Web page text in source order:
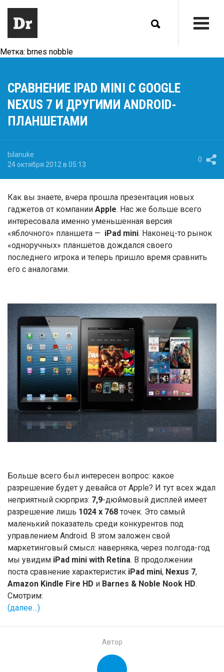
Метка: brnes nobble
СРАВНЕНИЕ IPAD MINI С GOOGLE
NEXUS 7 И ДРУГИМИ ANDROID-
ПЛАНШЕТАМИ
bilanuke
24 октября 2012 в 05:13
0
Как вы знаете, вчера прошла презентация новых
гаджетов от компании Apple. Нас же больше всего
интересовала именно уменьшенная версия
«яблочного» планшета — iPad mini. Наконец-то рынок
«одноручных» планшетов дождался своего
последнего игрока и теперь пришло время сравнить
его с аналогами.
Больше всего был интересен вопрос: какое
разрешение будет у девайса от Apple? И тут всех ждал
неприятный сюрприз: 7,9-дюймовый дисплей имеет
разрешение лишь 1024 x 768 точек. Это самый
маленький показатель среди конкурентов под
управлением Android. В этом заложен свой
маркетинговый смысл: наверняка, через полгода-год
мы увидим iPad mini with Retina. В продолжении
поста сравнение характеристик iPad mini, Nexus 7,
Amazon Kindle Fire HD и Barnes & Noble Nook HD.
Смотрим:
(далее…)
Автор